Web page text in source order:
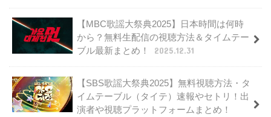
【MBC歌謡大祭典2025】日本時間は何時
から？無料生配信の視聴方法＆タイムテー
ブル最新まとめ！
2025.12.31
【SBS歌謡大祭典2025】無料視聴方法・タ
イムテーブル（タイテ）速報やセトリ！出
演者や視聴プラットフォームまとめ！